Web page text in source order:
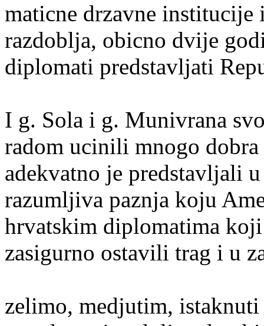
maticne drzavne
razdoblja, obicno dvije
diplomati predstavljati
I g. Sola i g. Munivrana
radom ucinili mnogo
adekvatno je predstavljali
razumljiva paznja koju
hrvatskim diplomatima
zasigurno ostavili trag i u
zelimo, medjutim,